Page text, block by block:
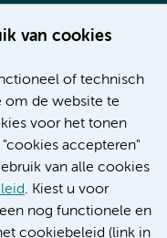
van cookies
of technisch
om de website te
voor het tonen
accepteren"
van alle cookies
. Kiest u voor
nog functionele en
cookiebeleid (link in